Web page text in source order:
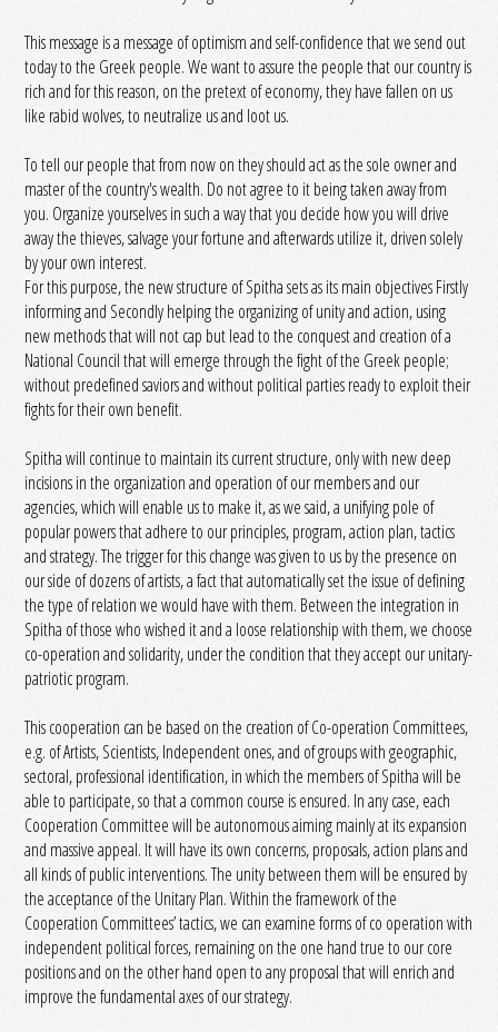
This message is a message of optimism and self-confidence that we send out
today to the Greek people. We want to assure the people that our country is
rich and for this reason, on the pretext of economy, they have fallen on us
like rabid wolves, to neutralize us and loot us.
To tell our people that from now on they should act as the sole owner and
master of the country's wealth. Do not agree to it being taken away from
you. Organize yourselves in such a way that you decide how you will drive
away the thieves, salvage your fortune and afterwards utilize it, driven solely
by your own interest.
For this purpose, the new structure of Spitha sets as its main objectives Firstly
informing and Secondly helping the organizing of unity and action, using
new methods that will not cap but lead to the conquest and creation of a
National Council that will emerge through the fight of the Greek people;
without predefined saviors and without political parties ready to exploit their
fights for their own benefit.
Spitha will continue to maintain its current structure, only with new deep
incisions in the organization and operation of our members and our
agencies, which will enable us to make it, as we said, a unifying pole of
popular powers that adhere to our principles, program, action plan, tactics
and strategy. The trigger for this change was given to us by the presence on
our side of dozens of artists, a fact that automatically set the issue of defining
the type of relation we would have with them. Between the integration in
Spitha of those who wished it and a loose relationship with them, we choose
co-operation and solidarity, under the condition that they accept our unitary-
patriotic program.
This cooperation can be based on the creation of Co-operation Committees,
e.g. of Artists, Scientists, Independent ones, and of groups with geographic,
sectoral, professional identification, in which the members of Spitha will be
able to participate, so that a common course is ensured. In any case, each
Cooperation Committee will be autonomous aiming mainly at its expansion
and massive appeal. It will have its own concerns, proposals, action plans and
all kinds of public interventions. The unity between them will be ensured by
the acceptance of the Unitary Plan. Within the framework of the
Cooperation Committees’ tactics, we can examine forms of co operation with
independent political forces, remaining on the one hand true to our core
positions and on the other hand open to any proposal that will enrich and
improve the fundamental axes of our strategy.